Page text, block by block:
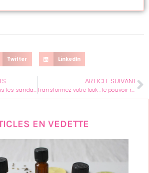
Twitter LinkedIn
Mauvaises odeurs dans les sandales ? Voici comment les laver efficacement
ARTICLE SUIVANT
Transformez votre look : le pouvoir rajeunissant des teintes cuivrées et dorées
EN VEDETTE